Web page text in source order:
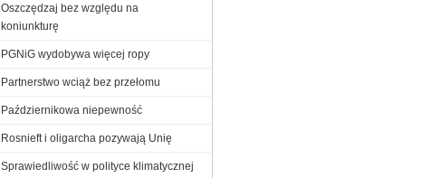
Oszczędzaj bez względu na
koniunkturę
PGNiG wydobywa więcej ropy
Partnerstwo wciąż bez przełomu
Październikowa niepewność
Rosnieft i oligarcha pozywają Unię
Sprawiedliwość w polityce klimatycznej